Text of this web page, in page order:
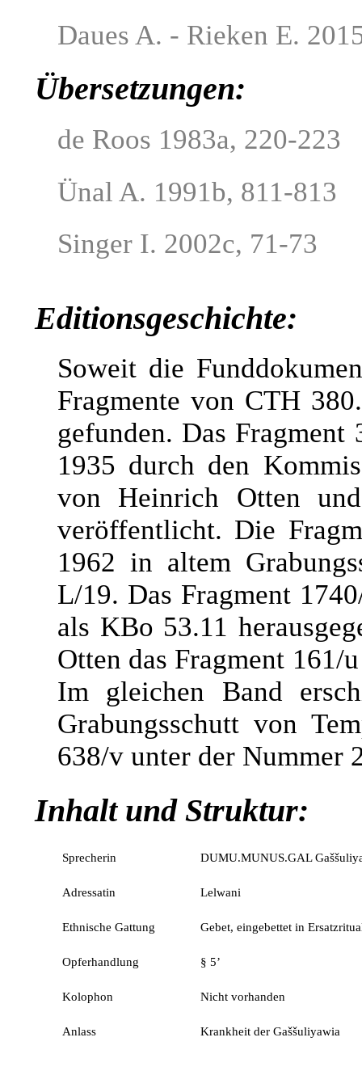
Daues A. - Rieken E.
Übersetzungen:
de Roos 1983a, 220-223
Ünal A. 1991b, 811-813
Singer I. 2002c, 71-73
Editionsgeschichte:
Soweit die
Fragmente von CTH
gefunden. Das
1935 durch den
von Heinrich Otten
veröffentlicht. Die
1962 in altem
L/19. Das Fragment
als KBo 53.11
Otten das Fragment
Im gleichen Band
Grabungsschutt von
638/v unter der Nummer
Inhalt und Struktur:
Sprecherin DUMU.MUNUS.GAL
Adressatin Lelwani
Ethnische Gattung Gebet, eingebettet in
Opferhandlung § 5’
Kolophon Nicht vorhanden
Anlass Krankheit der Gaššuliyawia